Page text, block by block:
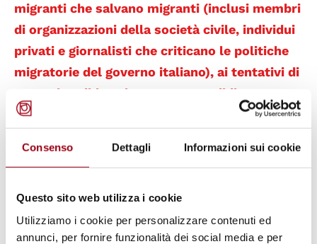
Consenso Dettagli Informazioni sui cookie
Questo sito web utilizza i cookie
Utilizziamo i cookie per personalizzare contenuti ed
annunci, per fornire funzionalità dei social media e per
migranti che salvano migranti (inclusi membri
di organizzazioni della società civile, individui
privati e giornalisti che criticano le politiche
migratorie del governo italiano), ai tentativi di
ostacolare il loro lavoro, presumibilmente
effettuati dalle autorità italiane, e alle
negativo sui diritti umani dei migranti a
immigrazione e sicurezza, che rischia di
criminalizzare ulteriormente la solidarietà e